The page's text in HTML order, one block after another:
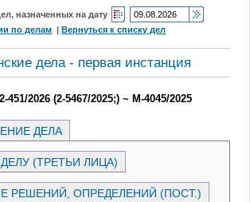
назначенных на дату
по делам |Вернуться к списку дел
дела - первая инстанция
2026 (2-5467/2025;) ~ М-4045/2025
ДЕЛА
(ТРЕТЬИ ЛИЦА)
РЕШЕНИЙ, ОПРЕДЕЛЕНИЙ (ПОСТ.)